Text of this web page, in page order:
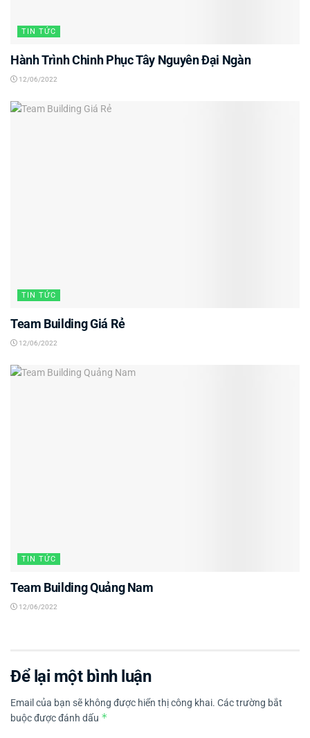
TIN TỨC
Hành Trình Chinh Phục Tây Nguyên Đại Ngàn
12/06/2022
TIN TỨC
Team Building Giá Rẻ
12/06/2022
TIN TỨC
Team Building Quảng Nam
12/06/2022
Để lại một bình luận
Email của bạn sẽ không được hiển thị công khai. Các trường bắt
buộc được đánh dấu *